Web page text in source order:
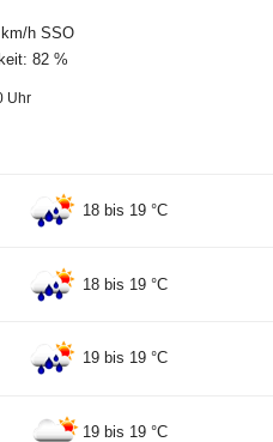
h SSO
82 %
Uhr
18 bis 19 °C
18 bis 19 °C
19 bis 19 °C
19 bis 19 °C